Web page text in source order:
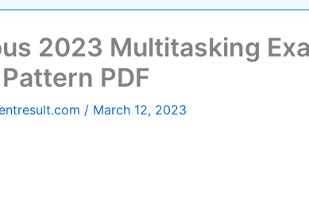
2023 Multitasking
PDF
/ March 12, 2023